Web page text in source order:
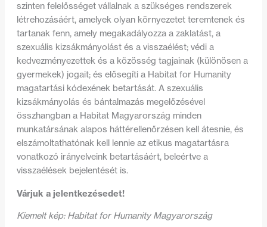
szinten felelősséget vállalnak a szükséges rendszerek
létrehozásáért, amelyek olyan környezetet teremtenek és
tartanak fenn, amely megakadályozza a zaklatást, a
szexuális kizsákmányolást és a visszaélést; védi a
kedvezményezettek és a közösség tagjainak (különösen a
gyermekek) jogait; és elősegíti a Habitat for Humanity
magatartási kódexének betartását. A szexuális
kizsákmányolás és bántalmazás megelőzésével
összhangban a Habitat Magyarország minden
munkatársának alapos háttérellenőrzésen kell átesnie, és
elszámoltathatónak kell lennie az etikus magatartásra
vonatkozó irányelveink betartásáért, beleértve a
visszaélések bejelentését is.
Várjuk a jelentkezésedet!
Kiemelt kép: Habitat for Humanity Magyarország